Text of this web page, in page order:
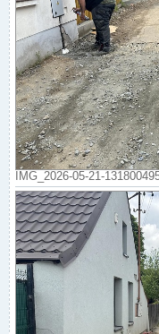
IMG_2026-05-21-